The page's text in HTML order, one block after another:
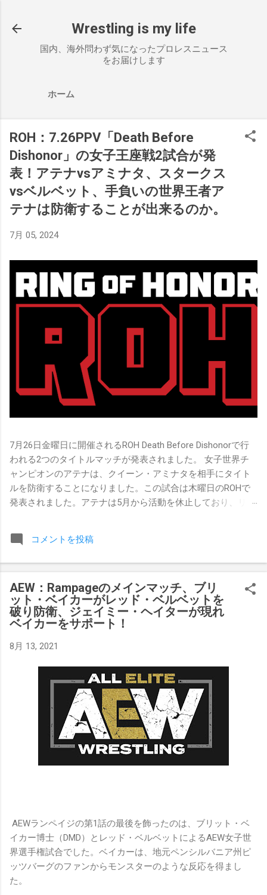
Wrestling is my life
国内、海外問わず気になったプロレスニュース
をお届けします
ホーム
ROH：7.26PPV「Death Before
Dishonor」の女子王座戦2試合が発
表！アテナvsアミナタ、スタークス
vsベルベット、手負いの世界王者ア
テナは防衛することが出来るのか。
7月 05, 2024
7月26日金曜日に開催されるROH Death Before Dishonorで行
われる2つのタイトルマッチが発表されました。 女子世界チ
ャンピオンのアテナは、クイーン・アミナタを相手にタイト
ルを防衛することになりました。この試合は木曜日のROHで
発表されました。アテナは5月から活動を休止しており、リン
女子世界チャンピオンは5月の最後の試合で怪我の恐怖に苦し
みましたが、それはストーリーの中で誇張されています。 ア
でタイトルを防衛します。PPVでレッド・ベルベッドを相手
にROH Women's TV 王座の防衛戦を行います。 木曜日の放送
では、リー・モリアーティーがROH Pure Championship
Proving Groundの試合でウィーラー・ユータとタイムリミット
で引き分けたので、チャンピオンシップへのチャンスを手に
入れましたが、まだPPVでは公式に発表されていません。
コメントを投稿
AEW：Rampageのメインマッチ、ブリ
ット・ベイカーがレッド・ベルベットを
破り防衛、ジェイミー・ヘイターが現れ
ベイカーをサポート！
8月 13, 2021
AEWランペイジの第1話の最後を飾ったのは、ブリット・ベ
イカー博士（DMD）とレッド・ベルベットによるAEW女子世
界選手権試合でした。ベイカーは、地元ペンシルバニア州ピ
ッツバーグのファンからモンスターのような反応を得まし
た。